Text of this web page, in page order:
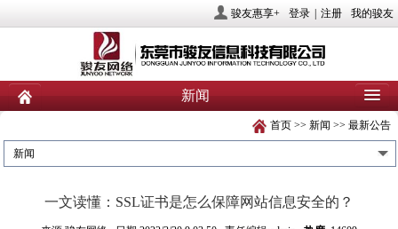
骏友惠享+ 登录 注册 我的骏友
新闻
新闻
产品 业务服务 社会责任
人力资源 投资者关系 联系我们
首页 >> 新闻 >> 最新公告
新闻
一文读懂：SSL证书是怎么保障网站信息安全的？